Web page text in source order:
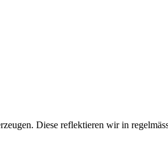
Diese reflektieren wir in